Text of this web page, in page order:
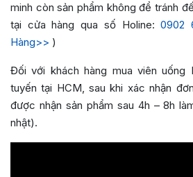
minh còn sản phẩm không để tránh
tại cửa hàng qua số Holine:0902
Hàng>> )
Đối với khách hàng mua viên uống
tuyến tại HCM, sau khi xác nhận
được nhận sản phẩm sau 4h – 8h
nhật).